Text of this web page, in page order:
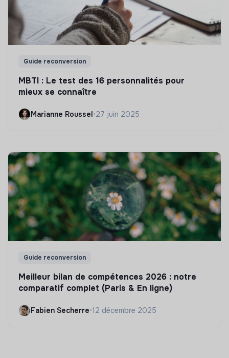
Guide reconversion
MBTI : Le test des 16 personnalités pour
mieux se connaître
Marianne Roussel•27 juin 2025
Guide reconversion
Meilleur bilan de compétences 2026 : notre
comparatif complet (Paris & En ligne)
Fabien Secherre•12 décembre 2025